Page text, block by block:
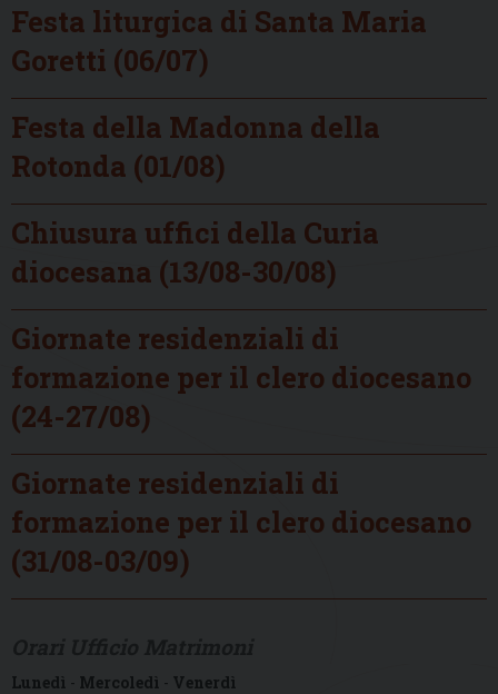
Festa liturgica di Santa Maria
Goretti (06/07)
Festa della Madonna della
Rotonda (01/08)
Chiusura uffici della Curia
diocesana (13/08-30/08)
Giornate residenziali di
formazione per il clero diocesano
(24-27/08)
Giornate residenziali di
formazione per il clero diocesano
(31/08-03/09)
Lunedì - Mercoledì - Venerdì